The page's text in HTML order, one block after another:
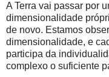
A Terra vai passar por
dimensionalidade
de novo. Estamos
dimensionalidade, e
participa da
complexo o suficiente